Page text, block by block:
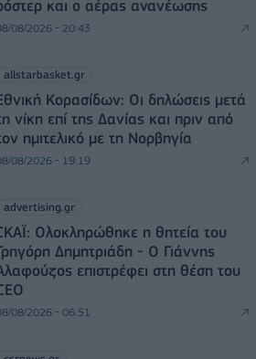
και ο αέρας ανανέωσης
08/2026 - 20:43
allstarbasket.gr
Κορασίδων: Οι δηλώσεις μετά
νίκη επί της Δανίας και πριν από
ημιτελικό με τη Νορβηγία
08/2026 - 19:19
advertising.gr
Ολοκληρώθηκε η θητεία του
Δημητριάδη - Ο Γιάννης
επιστρέφει στη θέση του
08/2026 - 06:51